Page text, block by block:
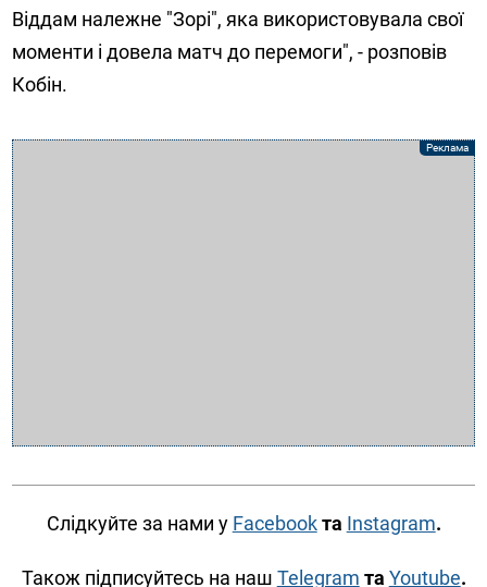
Віддам належне "Зорі", яка використовувала свої
моменти і довела матч до перемоги", - розповів
Кобін.
Слідкуйте за нами у Facebookта Instagram.
Також підписуйтесь на наш Telegram та Youtube.